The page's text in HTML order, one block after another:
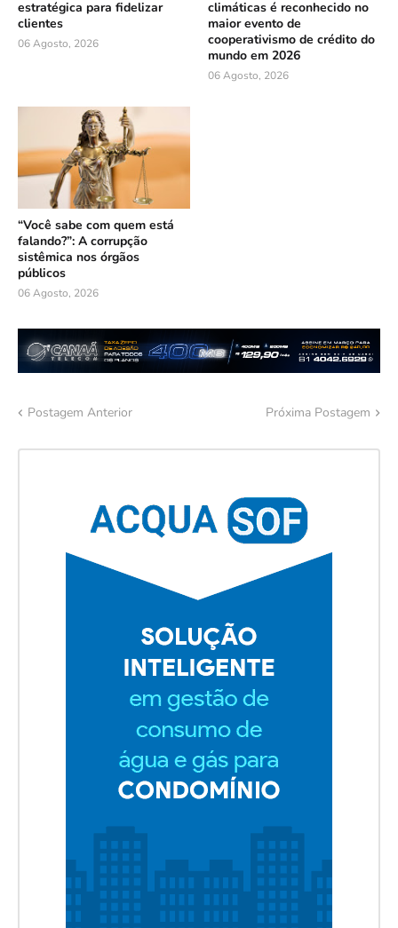
estratégica para fidelizar
clientes
06 Agosto, 2026
climáticas é reconhecido no
maior evento de
cooperativismo de crédito do
mundo em 2026
06 Agosto, 2026
“Você sabe com quem está
falando?”: A corrupção
sistêmica nos órgãos
públicos
06 Agosto, 2026
Postagem Anterior Próxima Postagem